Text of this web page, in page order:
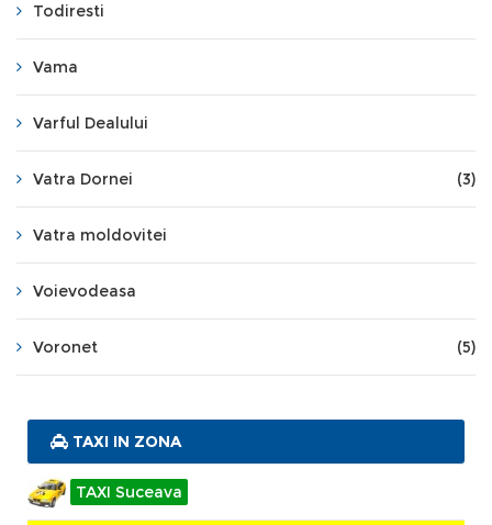
Todiresti
Vama
Varful Dealului
Vatra Dornei (3)
Vatra moldovitei
Voievodeasa
Voronet (5)
TAXI IN ZONA
TAXI Suceava